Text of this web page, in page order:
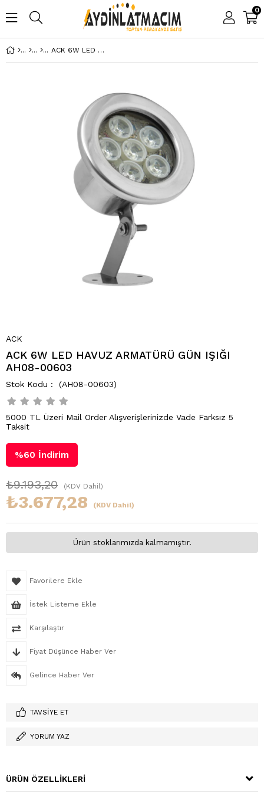
0
ACK 6W LED HAVUZ ARMATÜRÜ GÜN IŞIĞI AH08-00603
ACK
ACK 6W LED HAVUZ ARMATÜRÜ GÜN IŞIĞI
AH08-00603
(AH08-00603)
5000 TL Üzeri Mail Order Alışverişlerinizde Vade Farksız 5
Taksit
%60 İndirim
₺9.193,20 (KDV Dahil)
₺3.677,28 (KDV Dahil)
Ürün stoklarımızda kalmamıştır.
Favorilere Ekle
İstek Listeme Ekle
Karşılaştır
Fiyat Düşünce Haber Ver
Gelince Haber Ver
TAVSIYE ET
YORUM YAZ
ÜRÜN ÖZELLIKLERI